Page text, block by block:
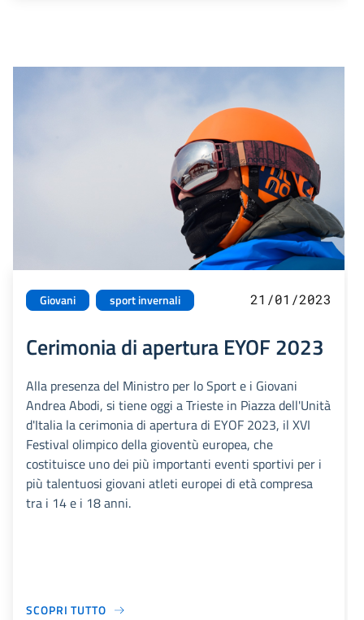
Giovani sport invernali 21/01/2023
Cerimonia di apertura EYOF 2023
Alla presenza del Ministro per lo Sport e i Giovani
Andrea Abodi, si tiene oggi a Trieste in Piazza dell'Unità
d'Italia la cerimonia di apertura di EYOF 2023, il XVI
Festival olimpico della gioventù europea, che
costituisce uno dei più importanti eventi sportivi per i
più talentuosi giovani atleti europei di età compresa
tra i 14 e i 18 anni.
SCOPRI TUTTO